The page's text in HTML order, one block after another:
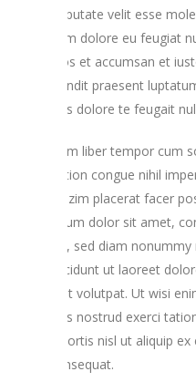
vulputate velit esse
illum dolore eu feugiat
eros et accumsan et
blandit praesent
duis dolore te feugait
Nam liber tempor cum
option congue nihil
mazim placerat facer
ipsum dolor sit amet,
elit, sed diam
tincidunt ut laoreet
erat volutpat. Ut wisi
quis nostrud exerci
lobortis nisl ut aliquip
consequat.